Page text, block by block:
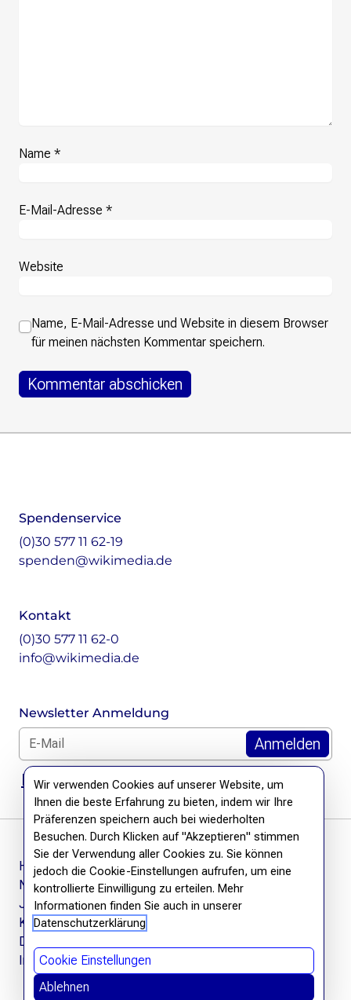
Name *
E-Mail-Adresse *
Website
Name, E-Mail-Adresse und Website in diesem Browser
für meinen nächsten Kommentar speichern.
Spendenservice
(0)30 577 11 62-19
spenden@wikimedia.de
Kontakt
(0)30 577 11 62-0
info@wikimedia.de
Newsletter Anmeldung
E-Mail für Newsletter *
DSGVO Hinweis
Häufige Fragen
Newsletter
Jobs
Kontakt
Datenschutzerklärung
Impressum
Wir verwenden Cookies auf unserer Website, um
Ihnen die beste Erfahrung zu bieten, indem wir Ihre
Präferenzen speichern auch bei wiederholten
Besuchen. Durch Klicken auf "Akzeptieren" stimmen
Sie der Verwendung aller Cookies zu. Sie können
jedoch die Cookie-Einstellungen aufrufen, um eine
kontrollierte Einwilligung zu erteilen. Mehr
Informationen finden Sie auch in unserer
Datenschutzerklärung
Cookie Einstellungen
Ablehnen